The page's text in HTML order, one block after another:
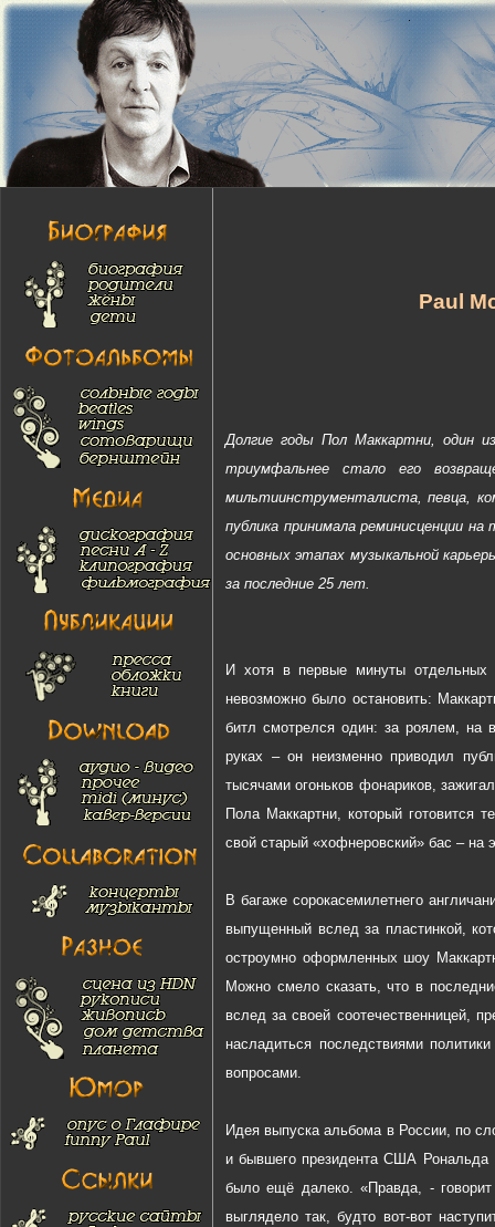
Paul
Долгие годы Пол Маккартни, один
триумфальнее стало его
мильтиинструменталиста, певца,
публика принимала реминисценции
основных этапах музыкальной
за последние 25 лет.
И хотя в первые минуты отдельных
невозможно было остановить:
битл смотрелся один: за роялем, на
руках – он неизменно приводил
тысячами огоньков фонариков,
Пола Маккартни, который
свой старый «хофнеровский» бас – на
В багаже сорокасемилетнего
выпущенный вслед за пластинкой,
остроумно оформленных шоу
Можно смело сказать, что в
вслед за своей соотечественницей,
насладиться последствиями
вопросами.
Идея выпуска альбома в России, по
и бывшего президента США Рональда
было ещё далеко. «Правда, -
выглядело так, будто вот-вот